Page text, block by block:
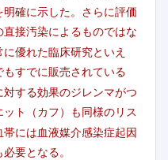
確に示した。さらに評価
接汚染によるものではな
優れた臨床研究といえ
すでに販売されている
する効果のジレンマがつ
ト（カフ）も同様のリス
には血液媒介感染症起因
要となる。